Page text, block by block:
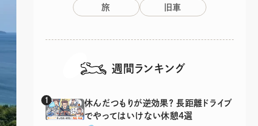
旅 旧車
週間ランキング
休んだつもりが逆効果？ 長距離ドライブ
でやってはいけない休憩4選